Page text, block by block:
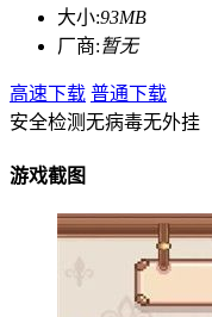
大小:93MB
厂商:暂无
高速下载 普通下载
安全检测无病毒无外挂
游戏截图